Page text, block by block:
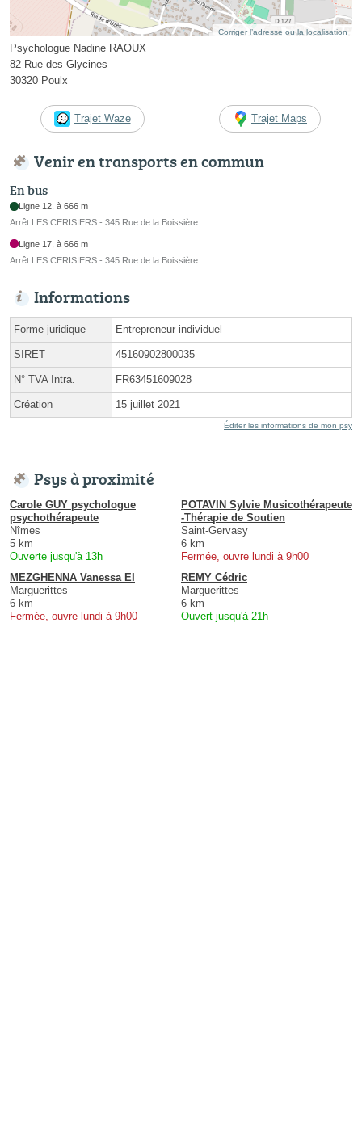
Corriger l’adresse ou la localisation
Psychologue Nadine RAOUX
82 Rue des Glycines
30320 Poulx
Trajet Waze Trajet Maps
Venir en transports en commun
En bus
Ligne 12, à 666 m
Arrêt LES CERISIERS - 345 Rue de la Boissière
Ligne 17, à 666 m
Arrêt LES CERISIERS - 345 Rue de la Boissière
Informations
Forme juridique Entrepreneur individuel
SIRET 45160902800035
N° TVA Intra. FR63451609028
Création 15 juillet 2021
Éditer les informations de mon psy
Psys à proximité
Carole GUY psychologue
psychothérapeute
Nîmes
5 km
Ouverte jusqu'à 13h
POTAVIN Sylvie Musicothérapeute
-Thérapie de Soutien
Saint-Gervasy
6 km
Fermée, ouvre lundi à 9h00
MEZGHENNA Vanessa EI
Marguerittes
6 km
Fermée, ouvre lundi à 9h00
REMY Cédric
Marguerittes
6 km
Ouvert jusqu'à 21h